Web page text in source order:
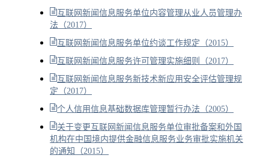
互联网新闻信息服务单位内容管理从业人员管理办
法（2017）
互联网新闻信息服务单位约谈工作规定（2015）
互联网新闻信息服务许可管理实施细则（2017）
互联网新闻信息服务新技术新应用安全评估管理规
定（2017）
个人信用信息基础数据库管理暂行办法（2005）
关于变更互联网新闻信息服务单位审批备案和外国
机构在中国境内提供金融信息服务业务审批实施机关
的通知（2015）